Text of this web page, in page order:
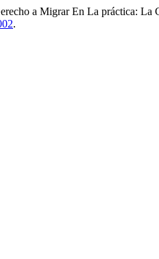
a Migrar En La práctica: La
.